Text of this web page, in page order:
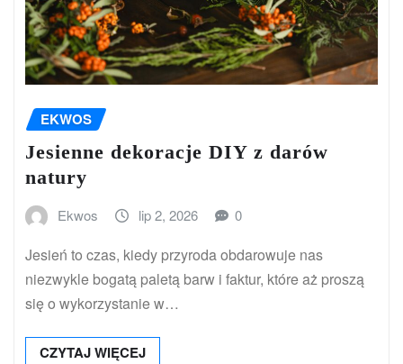
EKWOS
Jesienne dekoracje DIY z darów
natury
Ekwos lip 2, 2026 0
Jesień to czas, kiedy przyroda obdarowuje nas
niezwykle bogatą paletą barw i faktur, które aż proszą
się o wykorzystanie w…
CZYTAJ WIĘCEJ